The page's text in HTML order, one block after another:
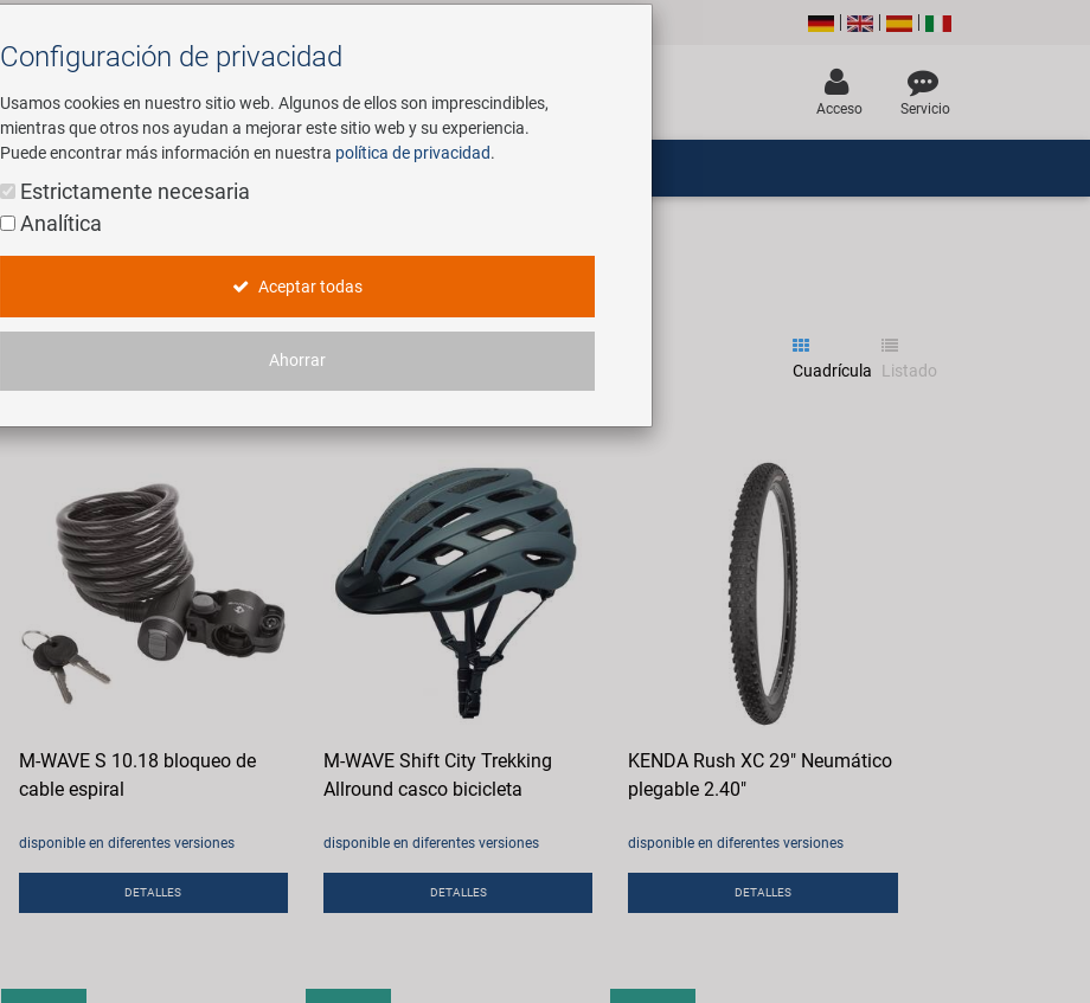
Buscar
Acceso Servicio
Servicio
Cuadrícula Listado
M-WAVE S 10.18 bloqueo de
cable espiral
disponible en diferentes versiones
DETALLES
M-WAVE Shift City Trekking
Allround casco bicicleta
disponible en diferentes versiones
DETALLES
KENDA Rush XC 29" Neumático
plegable 2.40"
disponible en diferentes versiones
DETALLES
Configuración de privacidad
Usamos cookies en nuestro sitio web. Algunos de ellos son imprescindibles,
mientras que otros nos ayudan a mejorar este sitio web y su experiencia.
Puede encontrar más información en nuestra política de privacidad.
Estrictamente necesaria
Analítica
Aceptar todas
Ahorrar